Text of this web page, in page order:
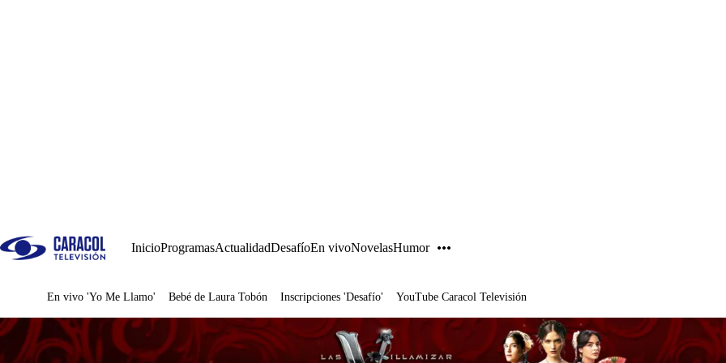
InicioProgramasActualidadDesafíoEn vivoNovelasHumor
Juegos
En vivo 'Yo Me Llamo' Bebé de Laura Tobón Inscripciones 'Desafío' YouTube Caracol Televisión